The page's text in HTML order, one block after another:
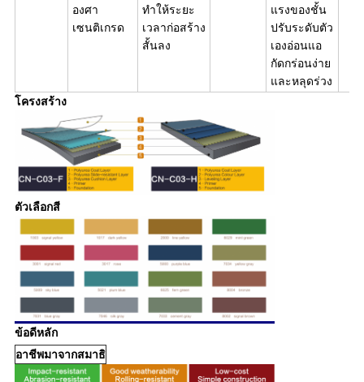
แรงของชั้น
ปรับระดับตัว
เองอ่อนแอ
กัดกร่อนง่าย
และหลุดร่วง
องศา
เซนติเกรด
ทำให้ระยะ
เวลาก่อสร้าง
สั้นลง
โครงสร้าง
ตัวเลือกสี
ข้อดีหลัก
อาชีพมาจากสมาธิ